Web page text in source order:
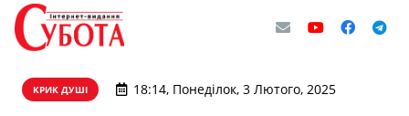
КРИК ДУШІ 18:14, Понеділок, 3 Лютого, 2025